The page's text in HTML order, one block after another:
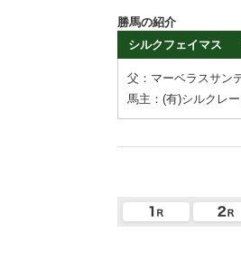
勝馬の紹介
シルクフェイマス
父：マーベラスサン
馬主：(有)シルクレ